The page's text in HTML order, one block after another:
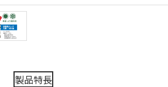
製品特長